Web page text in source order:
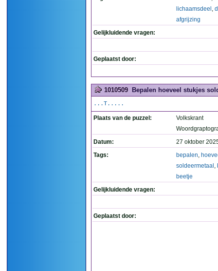
lichaamsdeel ,
afgrijzing
Gelijkluidende vragen:
Geplaatst door:
1010509 Bepalen hoeveel stukjes
...T.....
Plaats van de puzzel:
Volkskrant
Datum:
27 oktober
Tags:
bepalen,
soldeermetaal ,
beetje
Gelijkluidende vragen:
Geplaatst door: